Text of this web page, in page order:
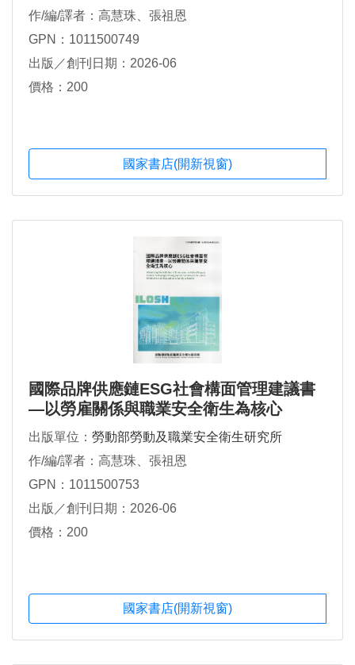
作/編/譯者：高慧珠、張祖恩
GPN：1011500749
出版／創刊日期：2026-06
價格：200
國家書店(開新視窗)
國際品牌供應鏈ESG社會構面管理建議書
—以勞雇關係與職業安全衛生為核心
出版單位： 勞動部勞動及職業安全衛生研究所
作/編/譯者：高慧珠、張祖恩
GPN：1011500753
出版／創刊日期：2026-06
價格：200
國家書店(開新視窗)